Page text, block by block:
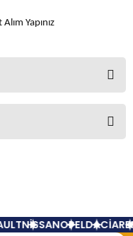
Yapınız
yapın!
NİSSANOPELDACİA